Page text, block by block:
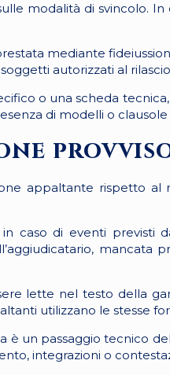
modalità di svincolo.
mediante
autorizzati al
o una scheda
di modelli o
appaltante rispetto
caso di eventi previsti
mancata
lette nel testo della
utilizzano le stesse
è un passaggio tecnico
integrazioni o